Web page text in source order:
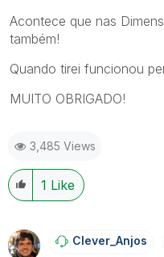
Acontece que nas
também!
Quando tirei funcionou
MUITO OBRIGADO!
3,485 Views
1 Like
Clever_Anjos